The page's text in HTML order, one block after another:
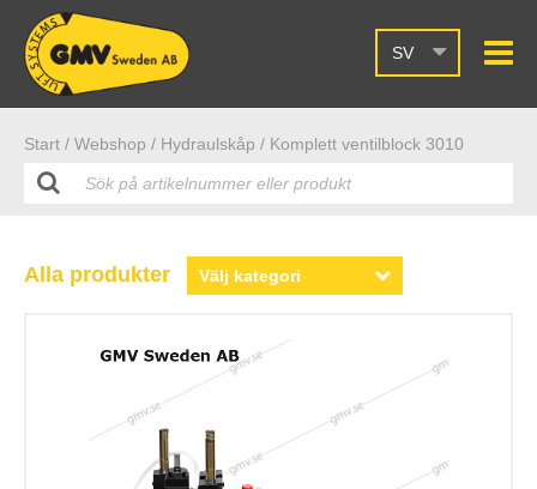
SV
Start / Webshop / Hydraulskåp / Komplett ventilblock 3010
Alla produkter